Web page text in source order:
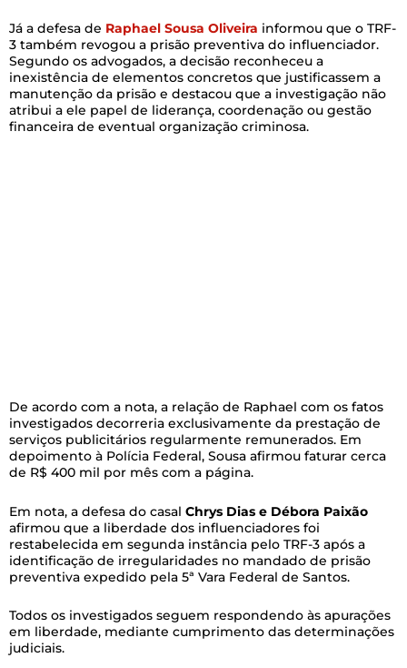
Já a defesa de Raphael Sousa Oliveira informou que o TRF-
3 também revogou a prisão preventiva do influenciador.
Segundo os advogados, a decisão reconheceu a
inexistência de elementos concretos que justificassem a
manutenção da prisão e destacou que a investigação não
atribui a ele papel de liderança, coordenação ou gestão
financeira de eventual organização criminosa.
De acordo com a nota, a relação de Raphael com os fatos
investigados decorreria exclusivamente da prestação de
serviços publicitários regularmente remunerados. Em
depoimento à Polícia Federal, Sousa afirmou faturar cerca
de R$ 400 mil por mês com a página.
Em nota, a defesa do casal Chrys Dias e Débora Paixão
afirmou que a liberdade dos influenciadores foi
restabelecida em segunda instância pelo TRF-3 após a
identificação de irregularidades no mandado de prisão
preventiva expedido pela 5ª Vara Federal de Santos.
Todos os investigados seguem respondendo às apurações
em liberdade, mediante cumprimento das determinações
judiciais.